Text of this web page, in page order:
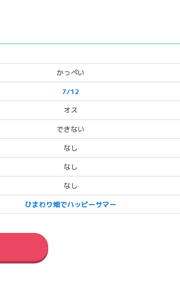
かっぺい
7/12
オス
できない
なし
なし
なし
ひまわり畑でハッピーサマー